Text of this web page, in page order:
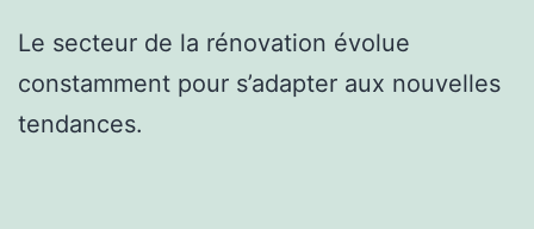
Le secteur de la rénovation évolue
constamment pour s’adapter aux nouvelles
tendances.